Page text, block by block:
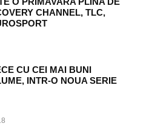
CHANNEL, TLC,
CU CEI MAI BUNI
INTR-O NOUA SERIE